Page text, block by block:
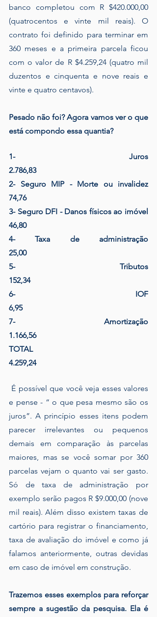
banco completou com R $420.000,00
(quatrocentos e vinte mil reais). O
contrato foi definido para terminar em
360 meses e a primeira parcela ficou
com o valor de R $4.259,24 (quatro mil
duzentos e cinquenta e nove reais e
vinte e quatro centavos).
Pesado não foi? Agora vamos ver o que
está compondo essa quantia?
1- Juros
2.786,83
2- Seguro MIP - Morte ou invalidez
74,76
3- Seguro DFI - Danos físicos ao imóvel
46,80
4- Taxa de administração
25,00
5- Tributos
152,34
6- IOF
6,95
7- Amortização
1.166,56
TOTAL
4.259,24
e pense - “ o que pesa mesmo são os
juros”. A princípio esses itens podem
parecer irrelevantes ou pequenos
demais em comparação às parcelas
maiores, mas se você somar por 360
parcelas vejam o quanto vai ser gasto.
Só de taxa de administração por
exemplo serão pagos R $9.000,00 (nove
mil reais). Além disso existem taxas de
cartório para registrar o financiamento,
taxa de avaliação do imóvel e como já
falamos anteriormente, outras devidas
em caso de imóvel em construção.
Trazemos esses exemplos para reforçar
sempre a sugestão da pesquisa. Ela é